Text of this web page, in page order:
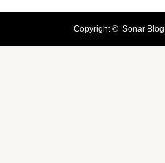
Copyright © Sonar Blog